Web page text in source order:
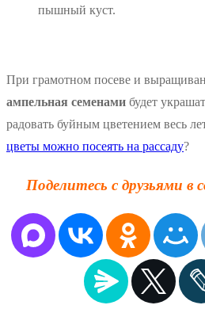
пышный куст.
При грамотном посеве и
ампельная семенами будет
радовать буйным цветением весь
цветы можно посеять на рассаду?
Поделитесь с друзьями в